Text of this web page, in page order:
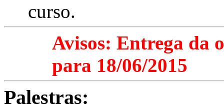
curso.
Avisos: Entrega da
para 18/06/2015
Palestras: